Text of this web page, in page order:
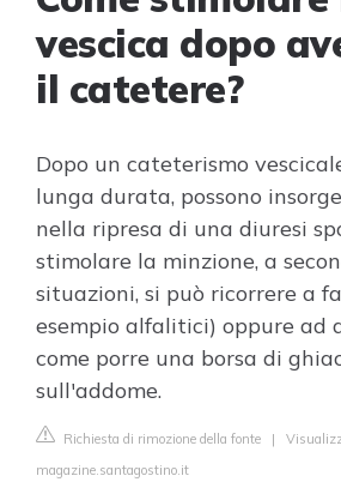
vescica dopo
il catetere?
Dopo un cateterismo
lunga durata, possono
nella ripresa di una diuresi
stimolare la minzione, a
situazioni, si può ricorrere a
esempio alfalitici) oppure ad
come porre una borsa di
sull'addome.
Richiesta di rimozione della fonte |
magazine.santagostino.it